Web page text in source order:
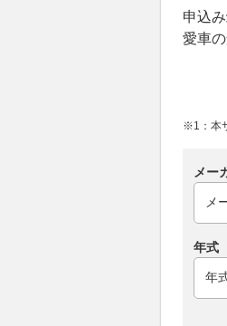
申込み
愛車
※1：本
メー
年式